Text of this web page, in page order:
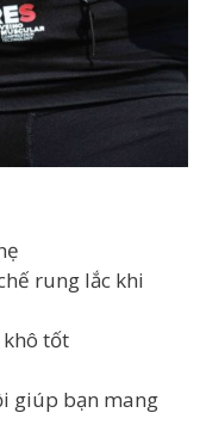
rung lắc khi
khô tốt
giúp bạn mang